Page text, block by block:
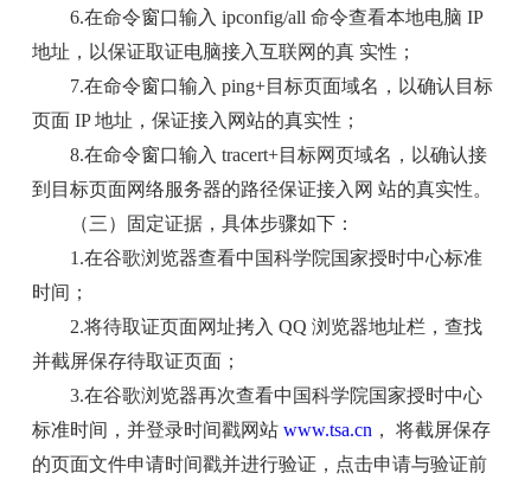
6.在命令窗口输入 ipconfig/all 命令查看本地电脑 IP
地址，以保证取证电脑接入互联网的真 实性；
7.在命令窗口输入 ping+目标页面域名，以确认目标
页面 IP 地址，保证接入网站的真实性；
8.在命令窗口输入 tracert+目标网页域名，以确认接
到目标页面网络服务器的路径保证接入网 站的真实性。
（三）固定证据，具体步骤如下：
1.在谷歌浏览器查看中国科学院国家授时中心标准
时间；
2.将待取证页面网址拷入 QQ 浏览器地址栏，查找
并截屏保存待取证页面；
3.在谷歌浏览器再次查看中国科学院国家授时中心
标准时间，并登录时间戳网站www.tsa.cn ， 将截屏保存
的页面文件申请时间戳并进行验证，点击申请与验证前